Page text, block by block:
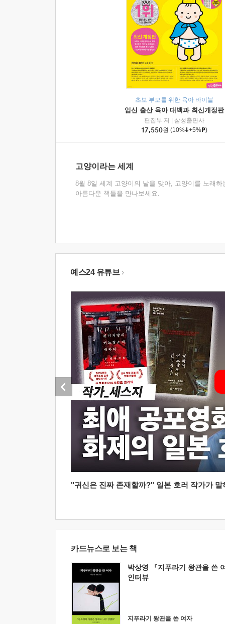
초보 부모를 위한 육아 바이블
임신 출산 육아 대백과 최신개정판
편집부 저
삼성출판사
17,550원 (10% +5% )
고양이라는 세계
8월 8일 세계 고양이의 날을 맞아, 고양이를 노래하
아름다운 책들을 만나보세요.
예스24 유튜브
"귀신은 진짜 존재할까?" 일본 호러 작가가
카드뉴스로 보는 책
박상영 『지푸라기 왕관을 쓴
인터뷰
지푸라기 왕관을 쓴 여자